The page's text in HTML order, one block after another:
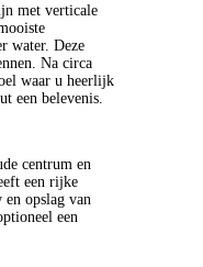
met verticale
water. Deze
Na circa
waar u heerlijk
een belevenis.
centrum en
een rijke
opslag van
een